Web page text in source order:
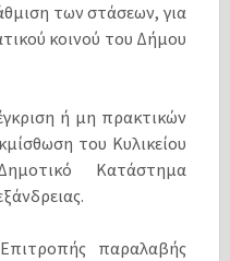
των στάσεων, για
κοινού του Δήμου
ή μη πρακτικών
του Κυλικείου
Κατάστημα
παραλαβής